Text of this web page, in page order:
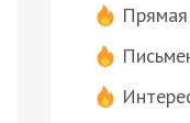
Прямая